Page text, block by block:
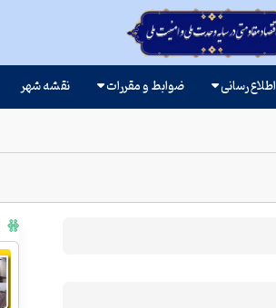
اطلاع رسانی ضوابط و مقررات نقشه شهر